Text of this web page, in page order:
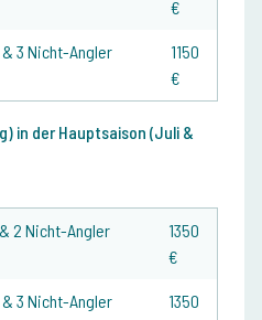
€
3 Nicht-Angler
1150
€
in der Hauptsaison (Juli &
2 Nicht-Angler
1350
€
3 Nicht-Angler
1350